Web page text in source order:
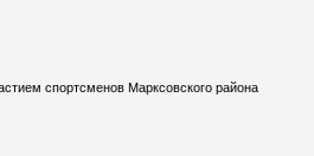
спортсменов Марксовского района